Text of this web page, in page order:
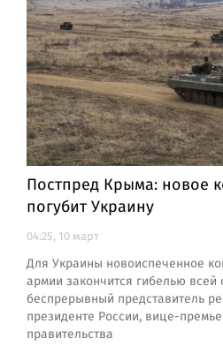
Постпред Крыма: новое
погубит Украину
04:25, 10 март
Для Украины новоиспеченное
армии закончится гибелью всей
беспрерывный представитель
президенте России, вице-
правительства